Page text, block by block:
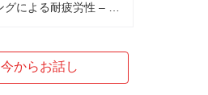
今からお話し